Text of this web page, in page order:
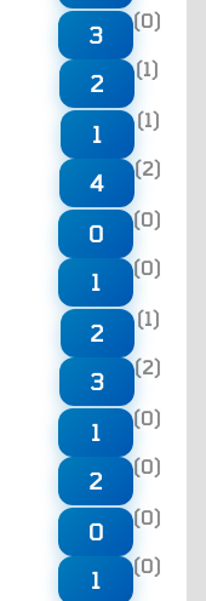
3
(0)
2
(1)
1
(1)
4
(2)
0
(0)
1
(0)
2
(1)
3
(2)
1
(0)
2
(0)
0
(0)
1
(0)